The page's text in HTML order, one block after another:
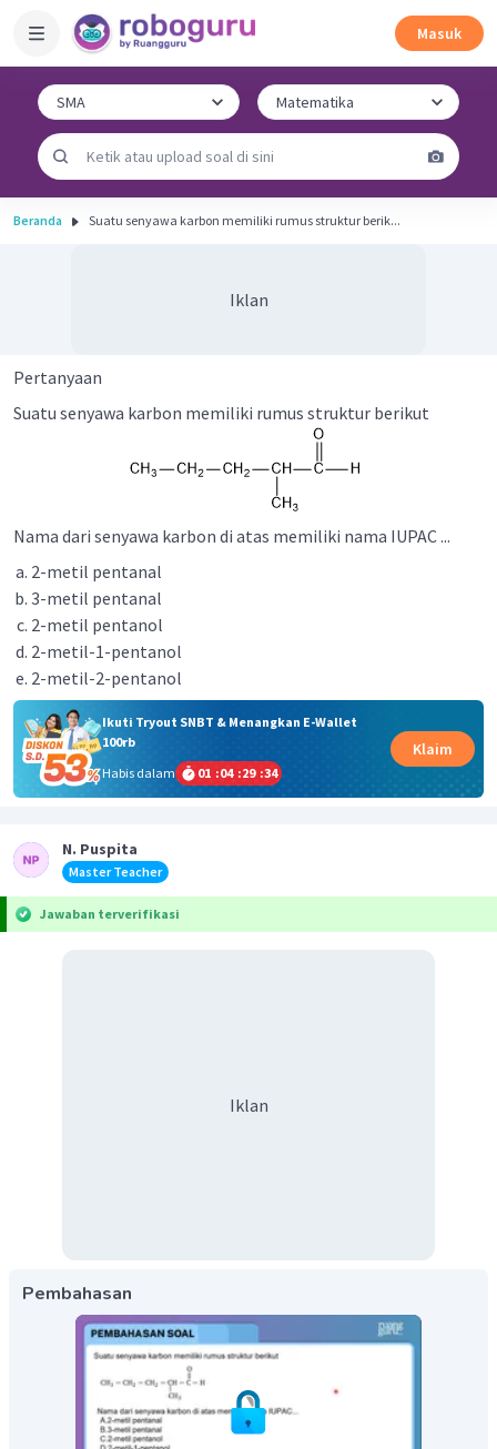
Masuk
Beranda Suatu senyawa karbon memiliki rumus struktur berik...
Iklan
Pertanyaan
Suatu senyawa karbon memiliki rumus struktur berikut
Nama dari senyawa karbon di atas memiliki nama IUPAC ...
2-metil pentanal
3-metil pentanal
2-metil pentanol
2-metil-1-pentanol
2-metil-2-pentanol
Ikuti Tryout SNBT & Menangkan E-Wallet
100rb
Habis dalam
01 :04 :29 :34
Klaim
N. Puspita
Master Teacher
Jawaban terverifikasi
Iklan
Pembahasan